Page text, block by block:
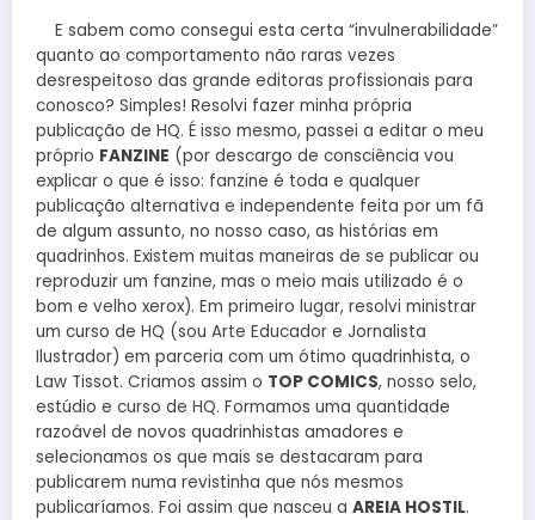
E sabem como consegui esta certa “invulnerabilidade”
quanto ao comportamento não raras vezes
desrespeitoso das grande editoras profissionais para
conosco? Simples! Resolvi fazer minha própria
publicação de HQ. É isso mesmo, passei a editar o meu
próprio FANZINE (por descargo de consciência vou
explicar o que é isso: fanzine é toda e qualquer
publicação alternativa e independente feita por um fã
de algum assunto, no nosso caso, as histórias em
quadrinhos. Existem muitas maneiras de se publicar ou
reproduzir um fanzine, mas o meio mais utilizado é o
bom e velho xerox). Em primeiro lugar, resolvi ministrar
um curso de HQ (sou Arte Educador e Jornalista
Ilustrador) em parceria com um ótimo quadrinhista, o
Law Tissot. Criamos assim o TOP COMICS, nosso selo,
estúdio e curso de HQ. Formamos uma quantidade
razoável de novos quadrinhistas amadores e
selecionamos os que mais se destacaram para
publicarem numa revistinha que nós mesmos
publicaríamos. Foi assim que nasceu a AREIA HOSTIL.